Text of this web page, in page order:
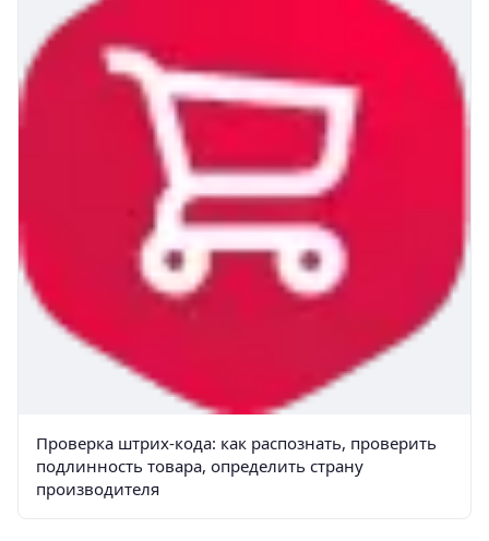
Проверка штрих-кода: как распознать, проверить
подлинность товара, определить страну
производителя